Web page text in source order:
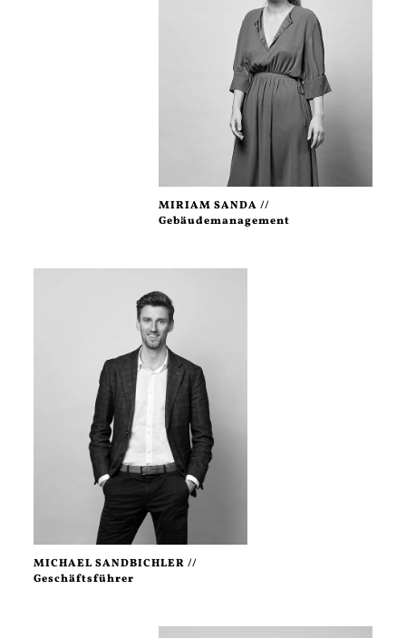
MIRIAM SANDA //
Gebäudemanagement
MICHAEL SANDBICHLER //
Geschäftsführer